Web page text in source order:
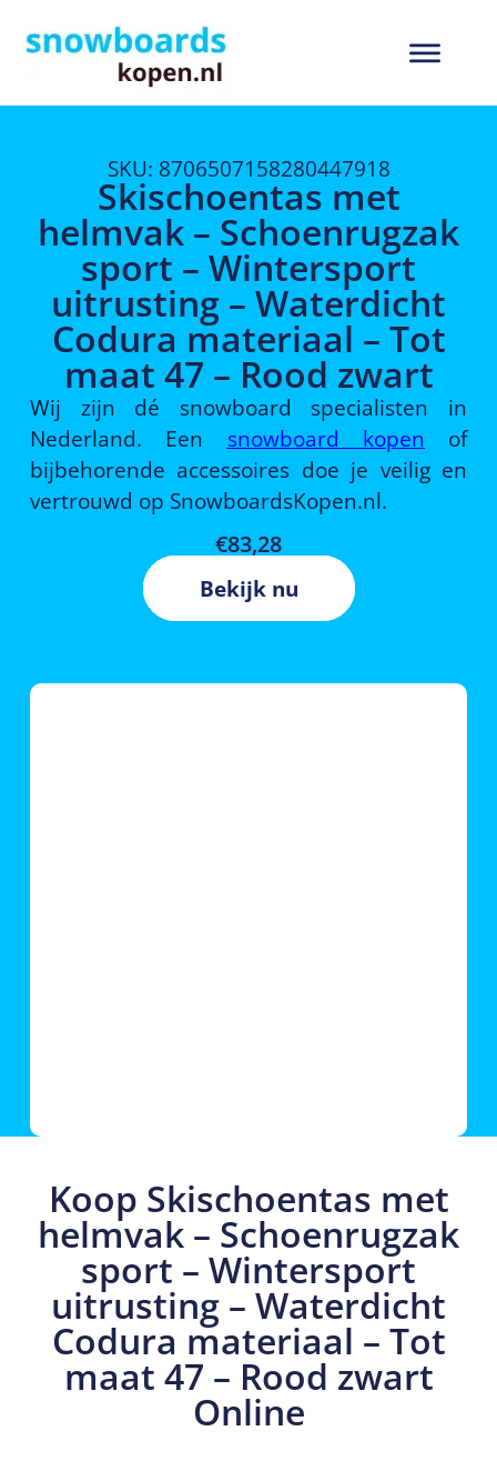
SKU: 8706507158280447918
Skischoentas met
helmvak – Schoenrugzak
sport – Wintersport
uitrusting – Waterdicht
Codura materiaal – Tot
maat 47 – Rood zwart
Wij zijn dé snowboard specialisten in
Nederland. Een snowboard kopen of
bijbehorende accessoires doe je veilig en
vertrouwd op SnowboardsKopen.nl.
€83,28
Bekijk nu
Koop Skischoentas met
helmvak – Schoenrugzak
sport – Wintersport
uitrusting – Waterdicht
Codura materiaal – Tot
maat 47 – Rood zwart
Online